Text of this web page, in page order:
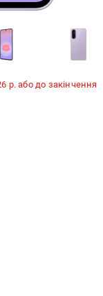
р. або до закінчення